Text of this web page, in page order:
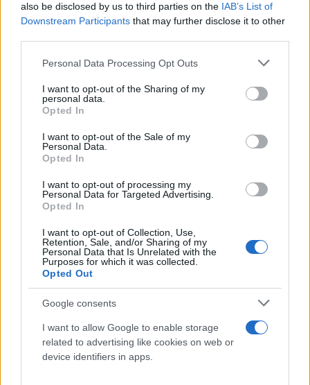
also be disclosed by us to third parties on the IAB’s List of
Downstream Participants that may further disclose it to other
Please note that this website/app uses one or more Google
not limited to your visit or usage behaviour. You may click to
grant or deny consent to Google and its third-party tags to
use your data for below specified purposes in below Google
consent section.
Personal Data Processing Opt Outs
I want to opt-out of the Sharing of my
personal data.
Opted In
I want to opt-out of the Sale of my
Personal Data.
Opted In
I want to opt-out of processing my
Personal Data for Targeted Advertising.
Opted In
I want to opt-out of Collection, Use,
Retention, Sale, and/or Sharing of my
Personal Data that Is Unrelated with the
Purposes for which it was collected.
Opted Out
Google consents
I want to allow Google to enable storage
related to advertising like cookies on web or
device identifiers in apps.
Καιρός: Στην κεντρική Μακεδονία λίγες
νεφώσεις παροδικά αυξημένες με τοπικές
βροχές κυρίως τις απογευματινές ώρες,
οπότε θα εκδηλωθούν και μεμονωμένες
νεφώσεις παροδικά αυξημένες τις
απογευματινές ώρες οπότε θα σημειωθούν
Ανεμοι: Μεταβλητοί 3 με 4 και στα
ανατολικά βορειοανατολικοί 4 με 5 μποφόρ.
Θερμοκρασία: Έως 27 βαθμούς Κελσίου. Στη
δυτική Μακεδονία 2 με 3 βαθμούς
χαμηλότερη.
Νησιά Ιονίου – Ήπειρος – Δυτική Στερεά – Δυτική
Πελοπόννησος
Καιρός: Λίγες νεφώσεις παροδικά αυξημένες
τις απογευματινές ώρες οπότε θα
σημειωθούν τοπικές βροχές και κυρίως στα